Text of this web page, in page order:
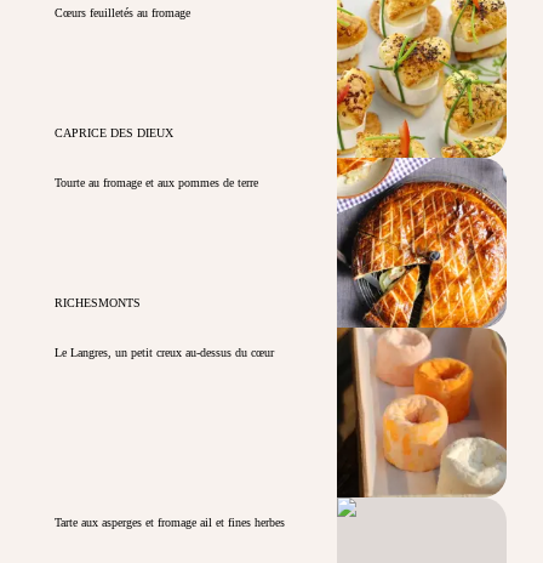
Cœurs feuilletés au fromage
CAPRICE DES DIEUX
Tourte au fromage et aux pommes de terre
RICHESMONTS
Le Langres, un petit creux au-dessus du cœur
Tarte aux asperges et fromage ail et fines herbes